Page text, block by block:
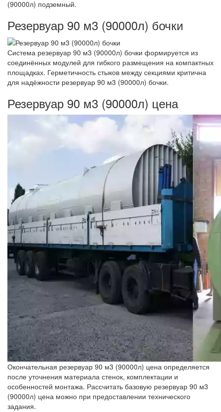
(90000л) подземный.
Резервуар 90 м3 (90000л) бочки
Система резервуар 90 м3 (90000л) бочки формируется из
соединённых модулей для гибкого размещения на компактных
площадках. Герметичность стыков между секциями критична
для надёжности резервуар 90 м3 (90000л) бочки.
Резервуар 90 м3 (90000л) цена
Окончательная резервуар 90 м3 (90000л) цена определяется
после уточнения материала стенок, комплектации и
особенностей монтажа. Рассчитать базовую резервуар 90 м3
(90000л) цена можно при предоставлении технического
задания.